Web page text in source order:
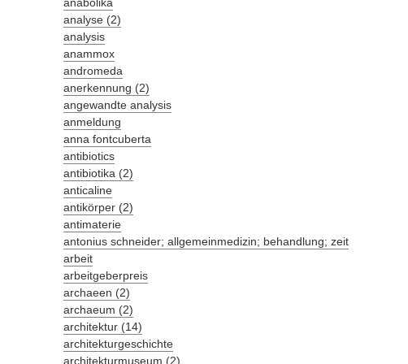
anabolika
analyse (2)
analysis
anammox
andromeda
anerkennung (2)
angewandte analysis
anmeldung
anna fontcuberta
antibiotics
antibiotika (2)
anticaline
antikörper (2)
antimaterie
antonius schneider; allgemeinmedizin; behandlung; zeit
arbeit
arbeitgeberpreis
archaeen (2)
archaeum (2)
architektur (14)
architekturgeschichte
architekturmuseum (2)